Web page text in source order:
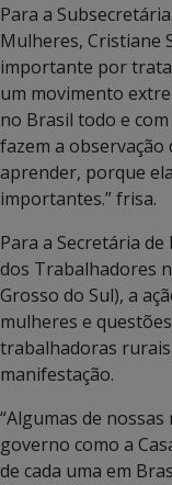
Para a
Mulheres, Cristiane
importante por
um movimento
no Brasil todo e
fazem a
aprender, porque
importantes.” frisa.
Para a Secretária
dos Trabalhadores
Grosso do Sul), a
mulheres e
trabalhadoras
manifestação.
“Algumas de
governo como a
de cada uma em